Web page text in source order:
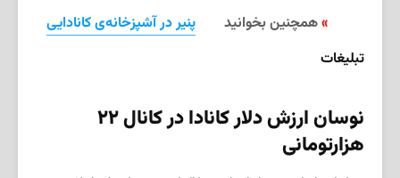
»همچنین بخوانید پنیر در آشپزخانه‌ی کانادایی
تبلیغات
نوسان ارزش دلار کانادا در کانال ۲۲
هزارتومانی